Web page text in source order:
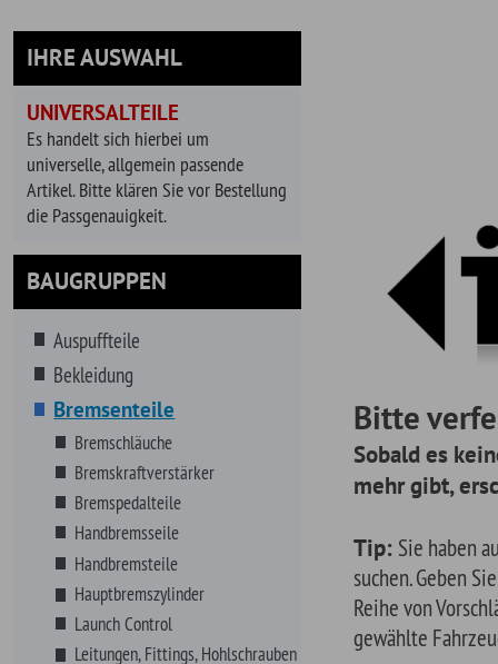
UNIVERSALTEILE
Es handelt sich hierbei um
universelle, allgemein passende
die Passgenauigkeit.
BAUGRUPPEN
Auspuffteile
Bekleidung
Bremsenteile
Bremschläuche
Bremskraftverstärker
Handbremsseile
Handbremsteile
Hauptbremszylinder
Regelventil
Rückschlagventile
Selbstbau Stahlflexbremsschlauch-
Umrüstkit-Bremskraftverstärker
Scheibenbremmse vorne und
Trommelbremse hinten
Bitte
Sobald es keine
mehr gibt, erscheinen
suchen. Geben Sie dazu
Reihe von Vorschlägen für
gewählte Fahrzeug.